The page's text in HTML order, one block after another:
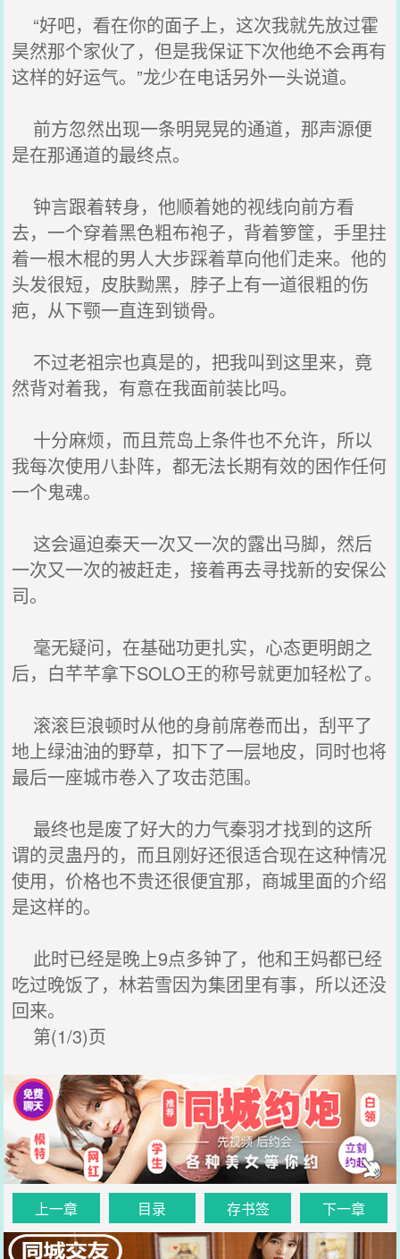
“好吧，看在你的面子上，这次我就先放过霍
昊然那个家伙了，但是我保证下次他绝不会再有
这样的好运气。”龙少在电话另外一头说道。
前方忽然出现一条明晃晃的通道，那声源便
是在那通道的最终点。
钟言跟着转身，他顺着她的视线向前方看
去，一个穿着黑色粗布袍子，背着箩筐，手里拄
着一根木棍的男人大步踩着草向他们走来。他的
头发很短，皮肤黝黑，脖子上有一道很粗的伤
疤，从下颚一直连到锁骨。
不过老祖宗也真是的，把我叫到这里来，竟
然背对着我，有意在我面前装比吗。
十分麻烦，而且荒岛上条件也不允许，所以
我每次使用八卦阵，都无法长期有效的困作任何
一个鬼魂。
这会逼迫秦天一次又一次的露出马脚，然后
一次又一次的被赶走，接着再去寻找新的安保公
司。
毫无疑问，在基础功更扎实，心态更明朗之
后，白芊芊拿下SOLO王的称号就更加轻松了。
滚滚巨浪顿时从他的身前席卷而出，刮平了
地上绿油油的野草，扣下了一层地皮，同时也将
最后一座城市卷入了攻击范围。
最终也是废了好大的力气秦羽才找到的这所
谓的灵蛊丹的，而且刚好还很适合现在这种情况
使用，价格也不贵还很便宜那，商城里面的介绍
是这样的。
此时已经是晚上9点多钟了，他和王妈都已经
吃过晚饭了，林若雪因为集团里有事，所以还没
回来。
第(1/3)页
上一章 目录 存书签 下一章